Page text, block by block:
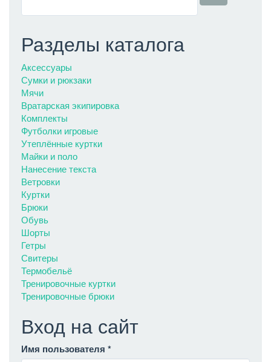
Разделы каталога
Аксессуары
Сумки и рюкзаки
Мячи
Вратарская экипировка
Комплекты
Футболки игровые
Утеплённые куртки
Майки и поло
Нанесение текста
Ветровки
Куртки
Брюки
Обувь
Шорты
Гетры
Свитеры
Термобельё
Тренировочные куртки
Тренировочные брюки
Вход на сайт
Имя пользователя *